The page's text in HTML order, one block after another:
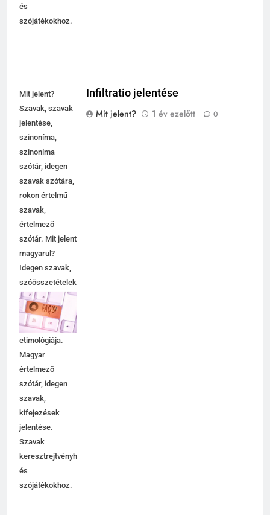
és
szójátékokhoz.
Mit jelent?
Szavak, szavak
jelentése,
szinoníma,
szinoníma
szótár, idegen
szavak szótára,
rokon értelmű
szavak,
értelmező
szótár. Mit jelent
magyarul?
Idegen szavak,
szóösszetételek
jelentése,
magyarázata,
használata,
etimológiája.
Magyar
értelmező
szótár, idegen
szavak,
kifejezések
jelentése.
Szavak
keresztrejtvényhez
és
szójátékokhoz.
Infiltratio jelentése
Mit jelent?
1 év ezelőtt 0